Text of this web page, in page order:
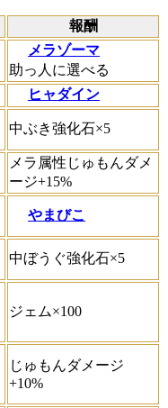
報酬
メラゾーマ
助っ人に選べる
ヒャダイン
中ぶき強化石×5
メラ属性じゅもんダメ
ージ+15%
やまびこ
中ぼうぐ強化石×5
ジェム×100
じゅもんダメージ
+10%